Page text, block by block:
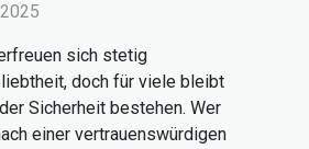
sich stetig
doch für viele bleibt
Sicherheit bestehen. Wer
einer vertrauenswürdigen